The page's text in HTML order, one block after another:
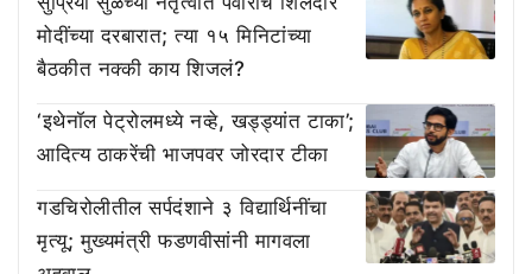
मोदींच्या दरबारात; त्या १५ मिनिटांच्या
बैठकीत नक्की काय शिजलं?
‘इथेनॉल पेट्रोलमध्ये नव्हे, खड्ड्यांत टाका’;
आदित्य ठाकरेंची भाजपवर जोरदार टीका
गडचिरोलीतील सर्पदंशाने ३ विद्यार्थिनींचा
मृत्यू; मुख्यमंत्री फडणवीसांनी मागवला